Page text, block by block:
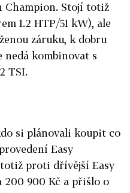
Champion. Stojí totiž
1.2 HTP/51 kW), ale
záruku, k dobru
nedá kombinovat s
TSI.
si plánovali koupit co
Easy
proti dřívější Easy
200 900 Kč a přišlo o